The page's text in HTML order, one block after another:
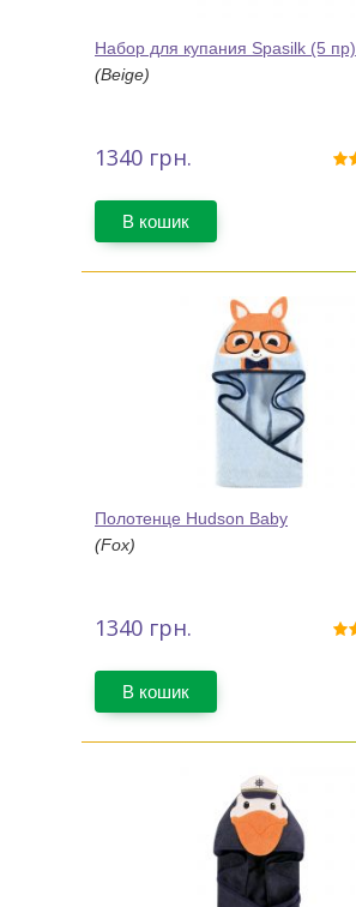
Набор для купания Spasilk (5 пр)
(Beige)
1340 грн.
В кошик
Полотенце Hudson Baby
(Fox)
1340 грн.
В кошик